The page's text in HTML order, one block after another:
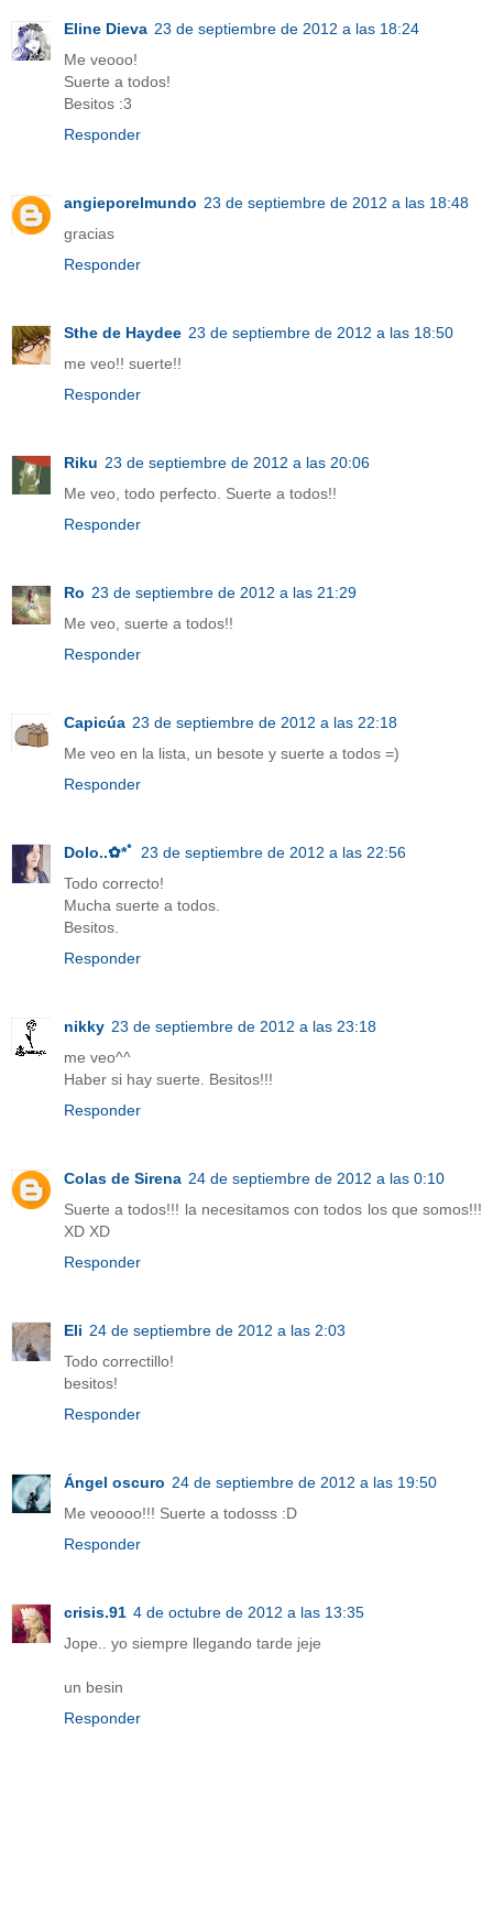
Eline Dieva 23 de septiembre de 2012 a las 18:24
Me veooo!
Suerte a todos!
Besitos :3
Responder
angieporelmundo 23 de septiembre de 2012 a las 18:48
gracias
Responder
Sthe de Haydee 23 de septiembre de 2012 a las 18:50
me veo!! suerte!!
Responder
Riku 23 de septiembre de 2012 a las 20:06
Me veo, todo perfecto. Suerte a todos!!
Responder
Ro 23 de septiembre de 2012 a las 21:29
Me veo, suerte a todos!!
Responder
Capicúa 23 de septiembre de 2012 a las 22:18
Me veo en la lista, un besote y suerte a todos =)
Responder
Dolo..✿*ﾟ 23 de septiembre de 2012 a las 22:56
Todo correcto!
Mucha suerte a todos.
Besitos.
Responder
nikky 23 de septiembre de 2012 a las 23:18
me veo^^
Haber si hay suerte. Besitos!!!
Responder
Colas de Sirena 24 de septiembre de 2012 a las 0:10
Suerte a todos!!! la necesitamos con todos los que somos!!!
XD XD
Responder
Eli 24 de septiembre de 2012 a las 2:03
Todo correctillo!
besitos!
Responder
Ángel oscuro 24 de septiembre de 2012 a las 19:50
Me veoooo!!! Suerte a todosss :D
Responder
crisis.91 4 de octubre de 2012 a las 13:35
Jope.. yo siempre llegando tarde jeje
un besin
Responder